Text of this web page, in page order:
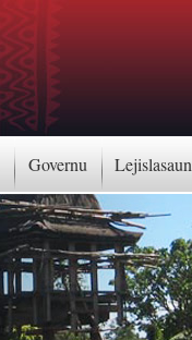
Governu Lejislasaun